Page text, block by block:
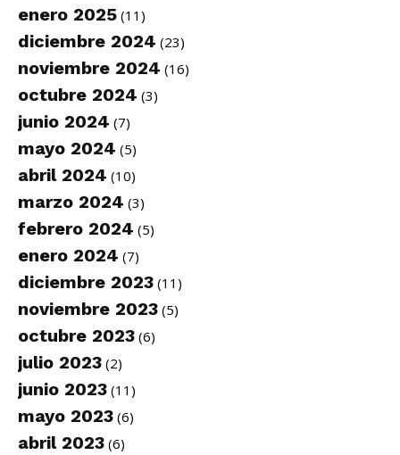
enero 2025 (11)
diciembre 2024 (23)
noviembre 2024 (16)
octubre 2024 (3)
junio 2024 (7)
mayo 2024 (5)
abril 2024 (10)
marzo 2024 (3)
febrero 2024 (5)
enero 2024 (7)
diciembre 2023 (11)
noviembre 2023 (5)
octubre 2023 (6)
julio 2023 (2)
junio 2023 (11)
mayo 2023 (6)
abril 2023 (6)